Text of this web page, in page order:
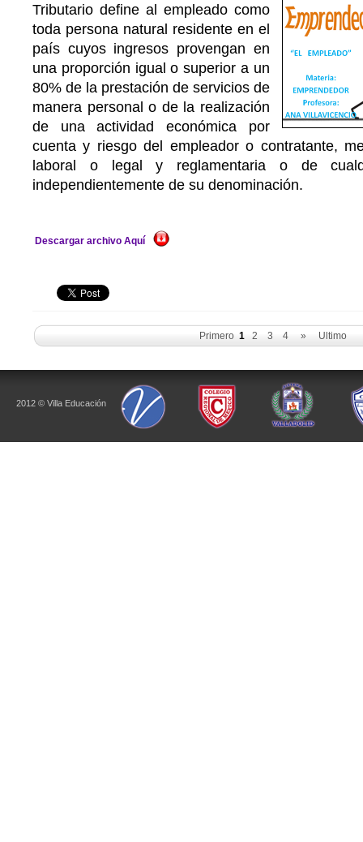
Tributario define al empleado como
toda persona natural residente en el
país cuyos ingresos provengan en
una proporción igual o superior a un
80% de la prestación de servicios de
manera personal o de la realización
de una actividad económica por
cuenta y riesgo del empleador o contratante,
laboral o legal y reglamentaria o de
independientemente de su denominación.
Descargar archivo Aquí
Primero 1 2 3 4 » Ultimo
2012 © Villa Educación